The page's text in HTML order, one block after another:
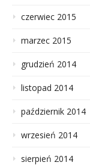
czerwiec 2015
marzec 2015
grudzień 2014
listopad 2014
październik 2014
wrzesień 2014
sierpień 2014